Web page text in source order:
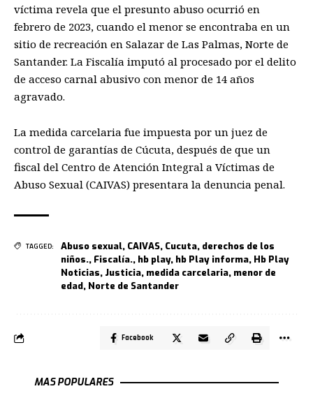
víctima revela que el presunto abuso ocurrió en
febrero de 2023, cuando el menor se encontraba en un
sitio de recreación en Salazar de Las Palmas, Norte de
Santander. La Fiscalía imputó al procesado por el delito
de acceso carnal abusivo con menor de 14 años
agravado.
La medida carcelaria fue impuesta por un juez de
control de garantías de Cúcuta, después de que un
fiscal del Centro de Atención Integral a Víctimas de
Abuso Sexual (CAIVAS) presentara la denuncia penal.
TAGGED: Abuso sexual, CAIVAS, Cucuta, derechos de los
niños., Fiscalía., hb play, hb Play informa, Hb Play
Noticias, Justicia, medida carcelaria, menor de
edad, Norte de Santander
Facebook
MAS POPULARES